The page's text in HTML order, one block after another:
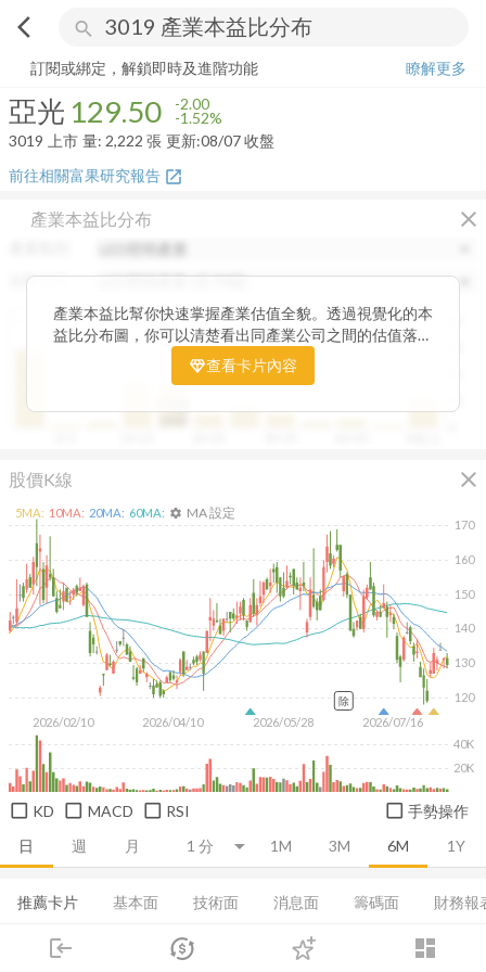
arrow_back_ios search
login dashboard
市場 登入
亞光 129.50 -1.52%
訂閱或綁定，解鎖即時及進階功能
瞭解更多
亞光 129.50 -2.00
-1.52%
3019
上市 量: 2,222 張 更新:08/07 收盤
前往相關富果研究報告 open_in_new
產業本益比分布 close
分類項目
產業本益比幫你快速掌握產業估值全貌。透過視覺化的本
益比分布圖，你可以清楚看出同產業公司之間的估值落
差，了解哪些股票相對被低估、哪些可能已偏貴。從中位
數、本益比範圍到個別公司位置，卡片讓你一眼辨識產業
查看卡片內容
股價K線 close
日 週 月 1M 3M 6M 1Y
2026/02/10 2026/04/10 2026/05/28 2026/07/16
120
130
140
150
160
170
20K
40K
5MA: 10MA: 20MA: 60MA: settings MA 設定
除
KD MACD RSI 手勢操作
推薦卡片 基本面 技術面 消息面 籌碼面 財務報
損益表 現金流量表 EPS